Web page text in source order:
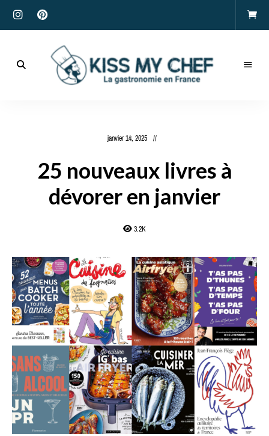
janvier 14, 2025
25 nouveaux livres à
dévorer en janvier
3.2K